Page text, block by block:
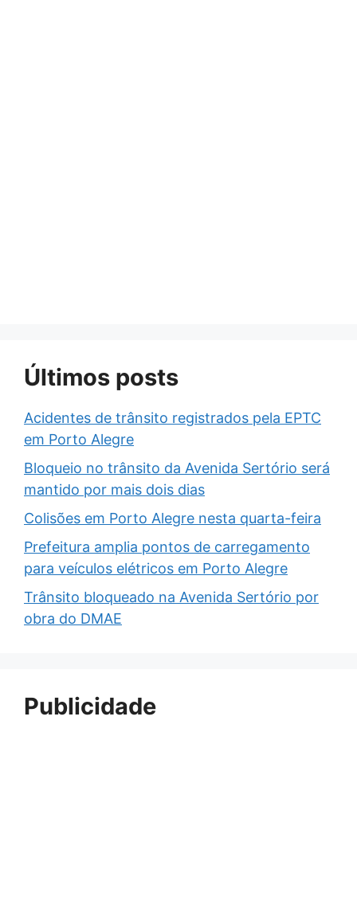
Últimos posts
Acidentes de trânsito registrados pela EPTC
em Porto Alegre
Bloqueio no trânsito da Avenida Sertório será
mantido por mais dois dias
Colisões em Porto Alegre nesta quarta-feira
Prefeitura amplia pontos de carregamento
para veículos elétricos em Porto Alegre
Trânsito bloqueado na Avenida Sertório por
obra do DMAE
Publicidade